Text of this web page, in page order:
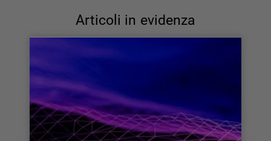
Articoli in evidenza